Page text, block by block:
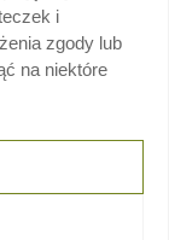
i
zgody lub
na niektóre